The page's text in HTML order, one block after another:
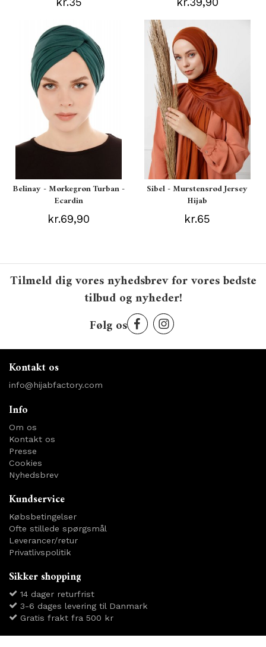
Belinay - Mørkegrøn Turban -
Ecardin
kr.69,90
Sibel - Murstensrød Jersey
Hijab
kr.65
Tilmeld dig vores nyhedsbrev for vores bedste
tilbud og nyheder!
Følg os
Kontakt os
info@hijabfactory.com
Info
Om os
Kontakt os
Presse
Cookies
Nyhedsbrev
Kundservice
Købsbetingelser
Ofte stillede spørgsmål
Leverancer/retur
Privatlivspolitik
Sikker shopping
14 dager returfrist
3-6 dages levering til Danmark
Gratis frakt fra 500 kr